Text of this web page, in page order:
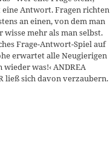
Antwort. Fragen richten
an einen, von dem man
wisse mehr als man selbst.
Frage-Antwort-Spiel auf
erwartet alle Neugierigen
wieder was!‹ ANDREA
ließ sich davon verzaubern.